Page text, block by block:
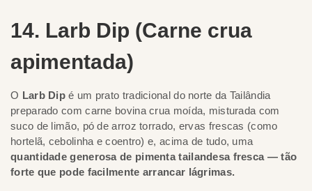
14. Larb Dip (Carne crua
apimentada)
O Larb Dip é um prato tradicional do norte da Tailândia
preparado com carne bovina crua moída, misturada com
suco de limão, pó de arroz torrado, ervas frescas (como
hortelã, cebolinha e coentro) e, acima de tudo, uma
quantidade generosa de pimenta tailandesa fresca — tão
forte que pode facilmente arrancar lágrimas.